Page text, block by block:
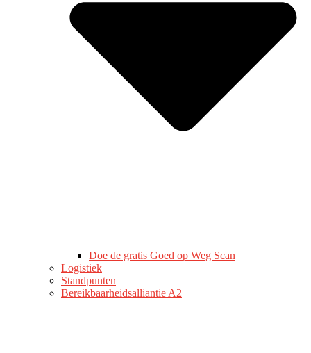
Doe de gratis Goed op Weg Scan
Logistiek
Standpunten
Bereikbaarheidsalliantie A2